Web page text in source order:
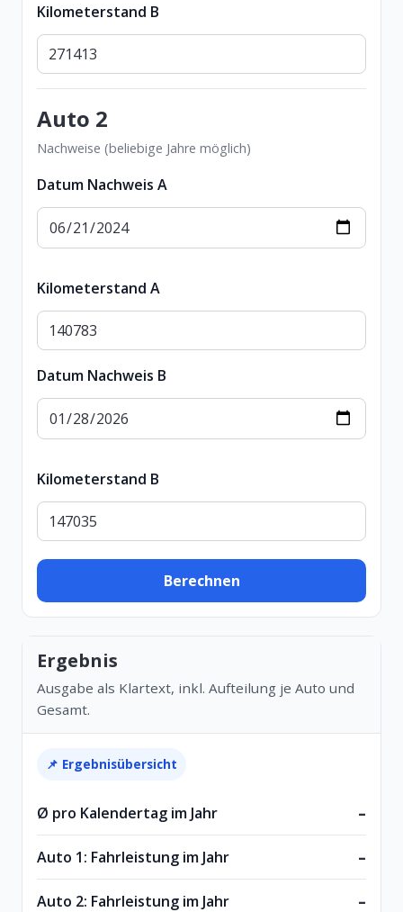
Kilometerstand B
Auto 2
Nachweise (beliebige Jahre möglich)
Datum Nachweis A
Kilometerstand A
Datum Nachweis B
Kilometerstand B
Berechnen
Ergebnis
Ausgabe als Klartext, inkl. Aufteilung je Auto und
Gesamt.
📌 Ergebnisübersicht
Ø pro Kalendertag im Jahr –
Auto 1: Fahrleistung im Jahr –
Auto 2: Fahrleistung im Jahr –